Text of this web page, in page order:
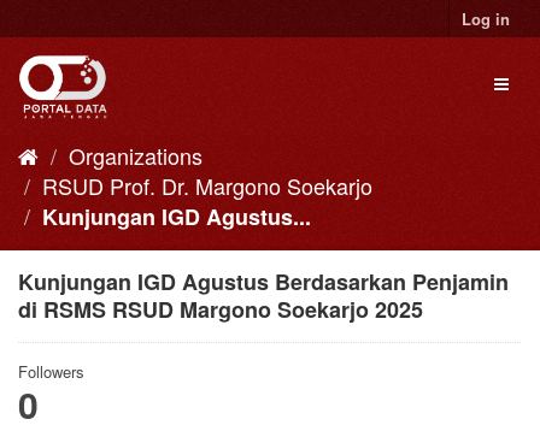
to
content
Log in
Organizations
RSUD Prof. Dr. Margono Soekarjo
Kunjungan IGD Agustus...
Kunjungan IGD Agustus Berdasarkan Penjamin
di RSMS RSUD Margono Soekarjo 2025
Followers
0